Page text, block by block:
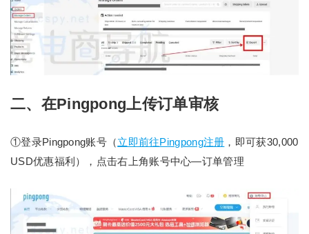
二、在Pingpong上传订单审核
①登录Pingpong账号（立即前往Pingpong注册 ，即可获30,000
USD优惠福利），点击右上角账号中心—订单管理